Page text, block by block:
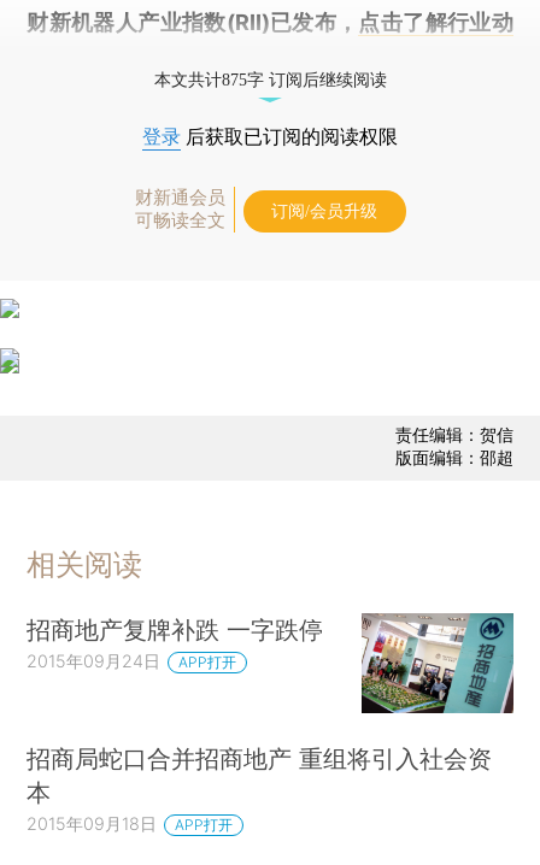
财新机器人产业指数(RII)已发布， 点击了解行业动
本文共计875字 订阅后继续阅读
登录 后获取已订阅的阅读权限
财新通会员
可畅读全文
订阅/会员升级
责任编辑：贺信
版面编辑：邵超
相关阅读
招商地产复牌补跌 一字跌停
2015年09月24日 APP打开
招商局蛇口合并招商地产 重组将引入社会资
本
2015年09月18日 APP打开